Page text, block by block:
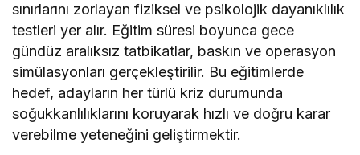
sınırlarını zorlayan fiziksel ve psikolojik dayanıklılık
testleri yer alır. Eğitim süresi boyunca gece
gündüz aralıksız tatbikatlar, baskın ve operasyon
simülasyonları gerçekleştirilir. Bu eğitimlerde
hedef, adayların her türlü kriz durumunda
soğukkanlılıklarını koruyarak hızlı ve doğru karar
verebilme yeteneğini geliştirmektir.